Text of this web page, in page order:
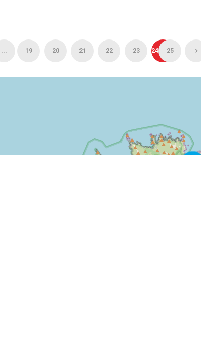
... 19 20 21 22 23 24 25